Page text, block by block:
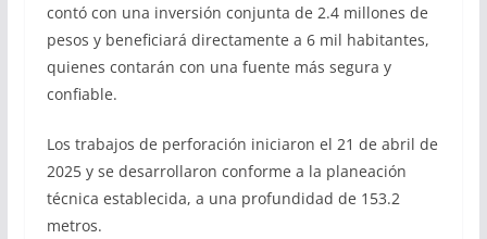
contó con una inversión conjunta de 2.4 millones de
pesos y beneficiará directamente a 6 mil habitantes,
quienes contarán con una fuente más segura y
confiable.
Los trabajos de perforación iniciaron el 21 de abril de
2025 y se desarrollaron conforme a la planeación
técnica establecida, a una profundidad de 153.2
metros.